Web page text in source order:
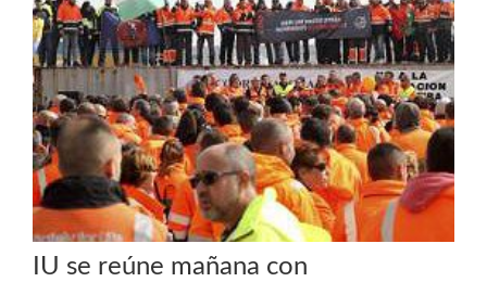
IU se reúne mañana con